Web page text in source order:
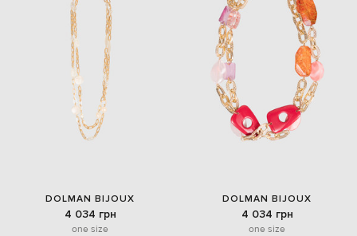
DOLMAN BIJOUX
4 034 грн
one size
DOLMAN BIJOUX
4 034 грн
one size